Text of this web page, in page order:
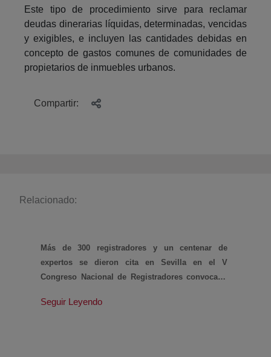
Este tipo de procedimiento sirve para reclamar
deudas dinerarias líquidas, determinadas, vencidas
y exigibles, e incluyen las cantidades debidas en
concepto de gastos comunes de comunidades de
propietarios de inmuebles urbanos.
Compartir:
Relacionado:
Más de 300 registradores y un centenar de
expertos se dieron cita en Sevilla en el V
Congreso Nacional de Registradores convocado
máxima actualidad: la innovación y el derecho
Seguir Leyendo